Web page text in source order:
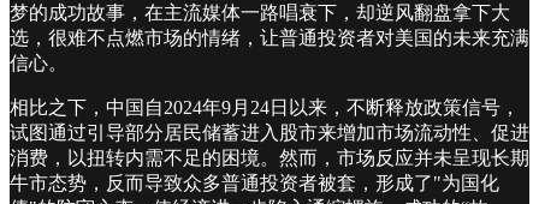
梦的成功故事，在主流媒体一路唱衰下，却逆风翻盘拿下大
选，很难不点燃市场的情绪，让普通投资者对美国的未来充满
信心。
相比之下，中国自2024年9月24日以来，不断释放政策信号，
试图通过引导部分居民储蓄进入股市来增加市场流动性、促进
消费，以扭转内需不足的困境。然而，市场反应并未呈现长期
牛市态势，反而导致众多普通投资者被套，形成了"为国化